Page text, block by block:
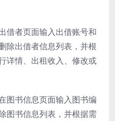
借者页面输入出借账号和
除出借者信息列表，并根
详情、出租收入、修改或
图书信息页面输入图书编
图书信息列表，并根据需